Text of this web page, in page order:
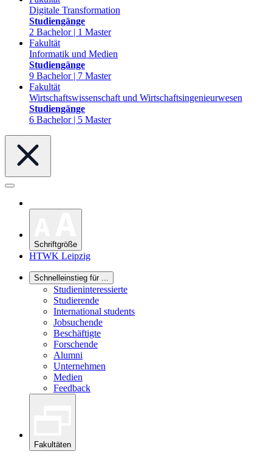
Digitale Transformation
Studiengänge
2 Bachelor | 1 Master
Fakultät
Informatik und Medien
Studiengänge
9 Bachelor | 7 Master
Fakultät
Wirtschaftswissenschaft und Wirtschaftsingenieurwesen
Studiengänge
6 Bachelor | 5 Master
Schriftgröße
HTWK Leipzig
Schnelleinstieg für ...
Studieninteressierte
Studierende
International students
Jobsuchende
Beschäftigte
Forschende
Alumni
Unternehmen
Medien
Feedback
Fakultäten